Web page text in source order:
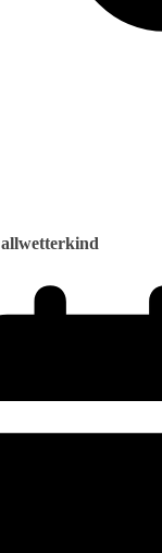
allwetterkind